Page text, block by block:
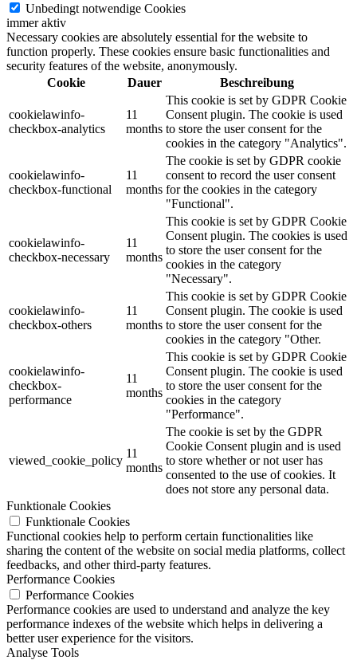
Unbedingt notwendige Cookies
immer aktiv
Necessary cookies are absolutely essential for the website to
function properly. These cookies ensure basic functionalities and
security features of the website, anonymously.
Cookie
Dauer Beschreibung
cookielawinfo-
checkbox-analytics
11
months
This cookie is set by GDPR Cookie
Consent plugin. The cookie is used
to store the user consent for the
cookies in the category "Analytics".
cookielawinfo-
checkbox-functional
11
months
The cookie is set by GDPR cookie
consent to record the user consent
for the cookies in the category
"Functional".
cookielawinfo-
checkbox-necessary
11
months
This cookie is set by GDPR Cookie
Consent plugin. The cookies is used
to store the user consent for the
cookies in the category
"Necessary".
cookielawinfo-
checkbox-others
11
months
This cookie is set by GDPR Cookie
Consent plugin. The cookie is used
to store the user consent for the
cookies in the category "Other.
cookielawinfo-
checkbox-
performance
11
months
This cookie is set by GDPR Cookie
Consent plugin. The cookie is used
to store the user consent for the
cookies in the category
"Performance".
viewed_cookie_policy
11
months
The cookie is set by the GDPR
Cookie Consent plugin and is used
to store whether or not user has
consented to the use of cookies. It
does not store any personal data.
Funktionale Cookies
Funktionale Cookies
Functional cookies help to perform certain functionalities like
sharing the content of the website on social media platforms, collect
feedbacks, and other third-party features.
Performance Cookies
Performance Cookies
Performance cookies are used to understand and analyze the key
performance indexes of the website which helps in delivering a
better user experience for the visitors.
Analyse Tools